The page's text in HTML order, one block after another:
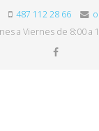
487 112 28 66
a Viernes de 8:00 a